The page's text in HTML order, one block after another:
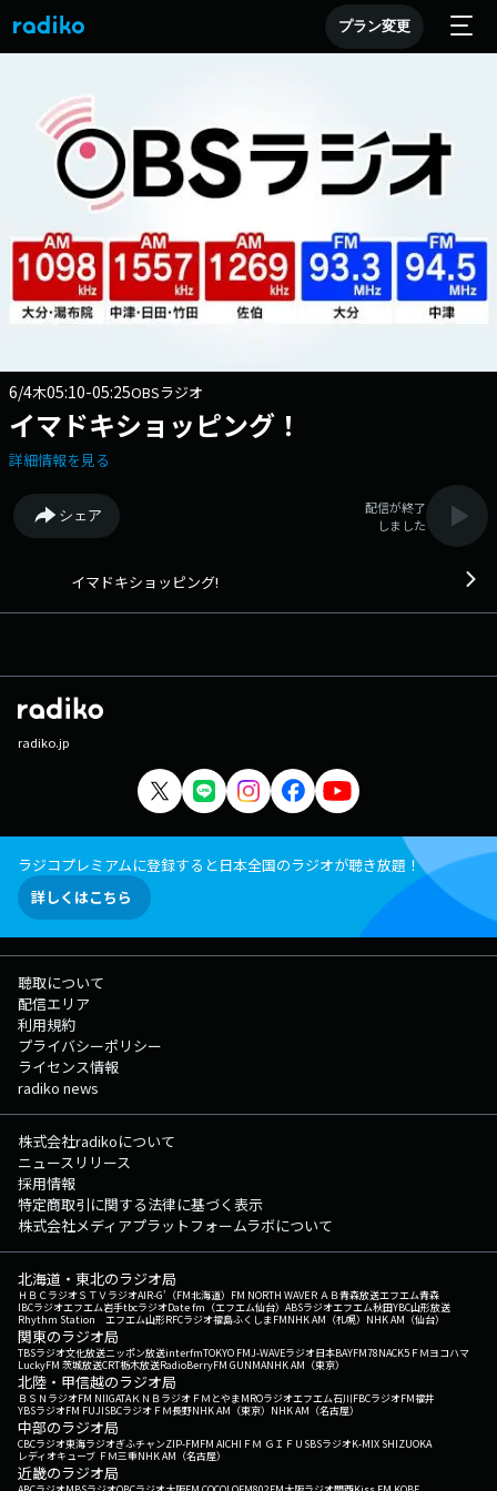
プラン変更
6/4木05:10-05:25OBSラジオ
イマドキショッピング！
詳細情報を見る
シェア
配信が終了
しました
イマドキショッピング!
radiko.jp
ラジコプレミアムに登録すると日本全国のラジオが聴き放題！
詳しくはこちら
聴取について
配信エリア
利用規約
プライバシーポリシー
ライセンス情報
radiko news
株式会社radikoについて
ニュースリリース
採用情報
特定商取引に関する法律に基づく表示
株式会社メディアプラットフォームラボについて
北海道・東北のラジオ局
ＨＢＣラジオＳＴＶラジオAIR-G'（FM北海道） FM NORTH WAVEＲＡＢ青森放送エフエム青森
IBCラジオエフエム岩手tbcラジオDate fm（エフエム仙台） ABSラジオエフエム秋田YBC山形放送
Rhythm Station エフエム山形RFCラジオ福島ふくしまFMNHK AM（札幌） NHK AM（仙台）
関東のラジオ局
TBSラジオ文化放送ニッポン放送interfmTOKYO FMJ-WAVEラジオ日本BAYFM78NACK5 ＦＭヨコハマ
LuckyFM 茨城放送CRT栃木放送RadioBerryFM GUNMANHK AM（東京）
北陸・甲信越のラジオ局
ＢＳＮラジオFM NIIGATAＫＮＢラジオ ＦＭとやまMROラジオエフエム石川FBCラジオFM福井
YBSラジオFM FUJISBCラジオ ＦＭ長野NHK AM（東京） NHK AM（名古屋）
中部のラジオ局
CBCラジオ東海ラジオぎふチャンZIP-FMFM AICHI ＦＭ ＧＩＦＵ SBSラジオK-MIX SHIZUOKA
レディオキューブ ＦＭ三重NHK AM（名古屋）
近畿のラジオ局